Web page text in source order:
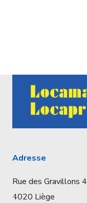
Adresse
Rue des Gravillons 4
4020 Liège